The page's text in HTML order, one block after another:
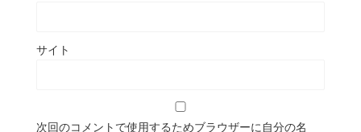
サイト
次回のコメントで使用するためブラウザーに自分の名